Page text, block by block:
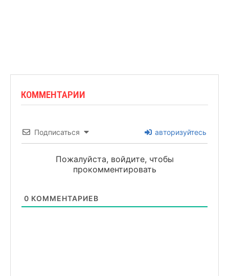
КОММЕНТАРИИ
Подписаться авторизуйтесь
Пожалуйста, войдите, чтобы
прокомментировать
0 КОММЕНТАРИЕВ